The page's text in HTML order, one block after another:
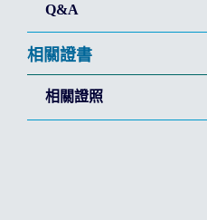
Q&A
相關證書
相關證照